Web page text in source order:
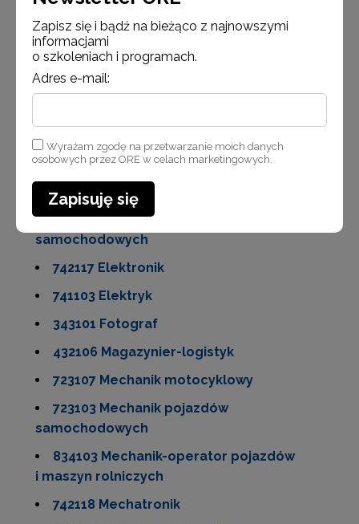
324002 Technik weterynarii
311931 Technik włókienniczych wyrobów
dekoracyjnych
Modułowe kształcenie zawodowe
711402 Betoniarz-zbrojarz
741201 Elektromechanik
741203 Elektromechanik pojazdów
samochodowych
742117 Elektronik
741103 Elektryk
343101 Fotograf
432106 Magazynier-logistyk
723107 Mechanik motocyklowy
723103 Mechanik pojazdów
samochodowych
834103 Mechanik-operator pojazdów
i maszyn rolniczych
742118 Mechatronik
Zapisz się i bądź na bieżąco z najnowszymi
informacjami
o szkoleniach i programach.
Adres e-mail:
Wyrażam zgodę na przetwarzanie moich danych
osobowych przez ORE w celach marketingowych.
Zapisuję się